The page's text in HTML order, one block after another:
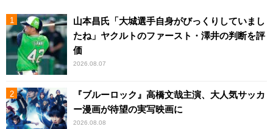
山本昌氏「大城選手自身がびっくりしていまし
たね」ヤクルトのファースト・澤井の判断を評
価
2026.08.07
『ブルーロック』高橋文哉主演、大人気サッカ
ー漫画が待望の実写映画に
2026.08.08